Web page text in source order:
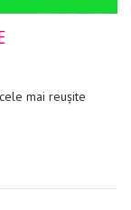
mai reuşite